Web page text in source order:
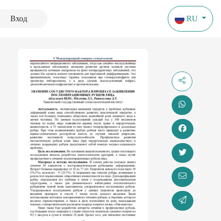
Вход RU